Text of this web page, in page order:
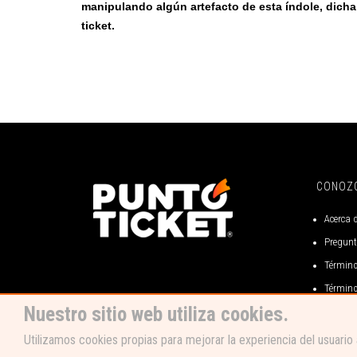
manipulando algún artefacto de esta índole,
ticket.
Nuestro sitio web utiliza cookies.
Utilizamos cookies propias para mejorar la experiencia del
Acerca
Código